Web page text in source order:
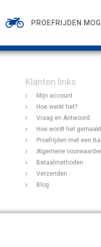
PROEFRIJDEN
Klanten links
Mijn account
Hoe werkt het?
Vraag en Antwoord
Hoe wordt het
Proefrijden met een
Algemene
Betaalmethoden
Verzenden
Blog